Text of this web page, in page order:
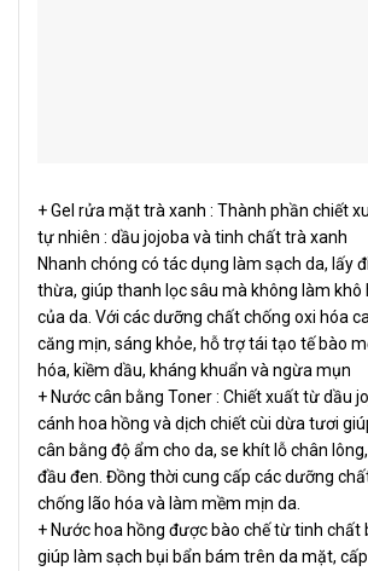
+ Gel rửa mặt trà xanh : Thành phần chiết
tự nhiên : dầu jojoba và tinh chất trà xanh
Nhanh chóng có tác dụng làm sạch da, lấy
thừa, giúp thanh lọc sâu mà không làm khô
của da. Với các dưỡng chất chống oxi hóa
căng mịn, sáng khỏe, hỗ trợ tái tạo tế bào
hóa, kiềm dầu, kháng khuẩn và ngừa mụn
+Nước cân bằng Toner : Chiết xuất từ dầu
cánh hoa hồng và dịch chiết cùi dừa tươi
cân bằng độ ẩm cho da, se khít lỗ chân
đầu đen. Đồng thời cung cấp các dưỡng
chống lão hóa và làm mềm mịn da.
+Nước hoa hồng được bào chế từ tinh chất
giúp làm sạch bụi bẩn bám trên da mặt,